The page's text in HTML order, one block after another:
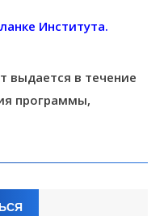
Института.
выдается в течение
программы,